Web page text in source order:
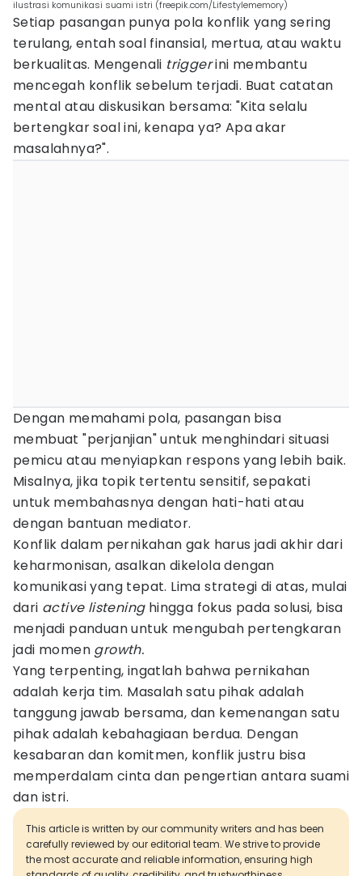
ilustrasi komunikasi suami istri (freepik.com/Lifestylememory)
Setiap pasangan punya pola konflik yang sering
terulang, entah soal finansial, mertua, atau waktu
berkualitas. Mengenali triggerini membantu
mencegah konflik sebelum terjadi. Buat catatan
mental atau diskusikan bersama: "Kita selalu
bertengkar soal ini, kenapa ya? Apa akar
masalahnya?".
Dengan memahami pola, pasangan bisa
membuat "perjanjian" untuk menghindari situasi
pemicu atau menyiapkan respons yang lebih baik.
Misalnya, jika topik tertentu sensitif, sepakati
untuk membahasnya dengan hati-hati atau
dengan bantuan mediator.
Konflik dalam pernikahan gak harus jadi akhir dari
keharmonisan, asalkan dikelola dengan
komunikasi yang tepat. Lima strategi di atas, mulai
dari active listeninghingga fokus pada solusi, bisa
menjadi panduan untuk mengubah pertengkaran
jadi momen growth.
Yang terpenting, ingatlah bahwa pernikahan
adalah kerja tim. Masalah satu pihak adalah
tanggung jawab bersama, dan kemenangan satu
pihak adalah kebahagiaan berdua. Dengan
kesabaran dan komitmen, konflik justru bisa
memperdalam cinta dan pengertian antara suami
dan istri.
This article is written by our community writers and has been
carefully reviewed by our editorial team. We strive to provide
the most accurate and reliable information, ensuring high